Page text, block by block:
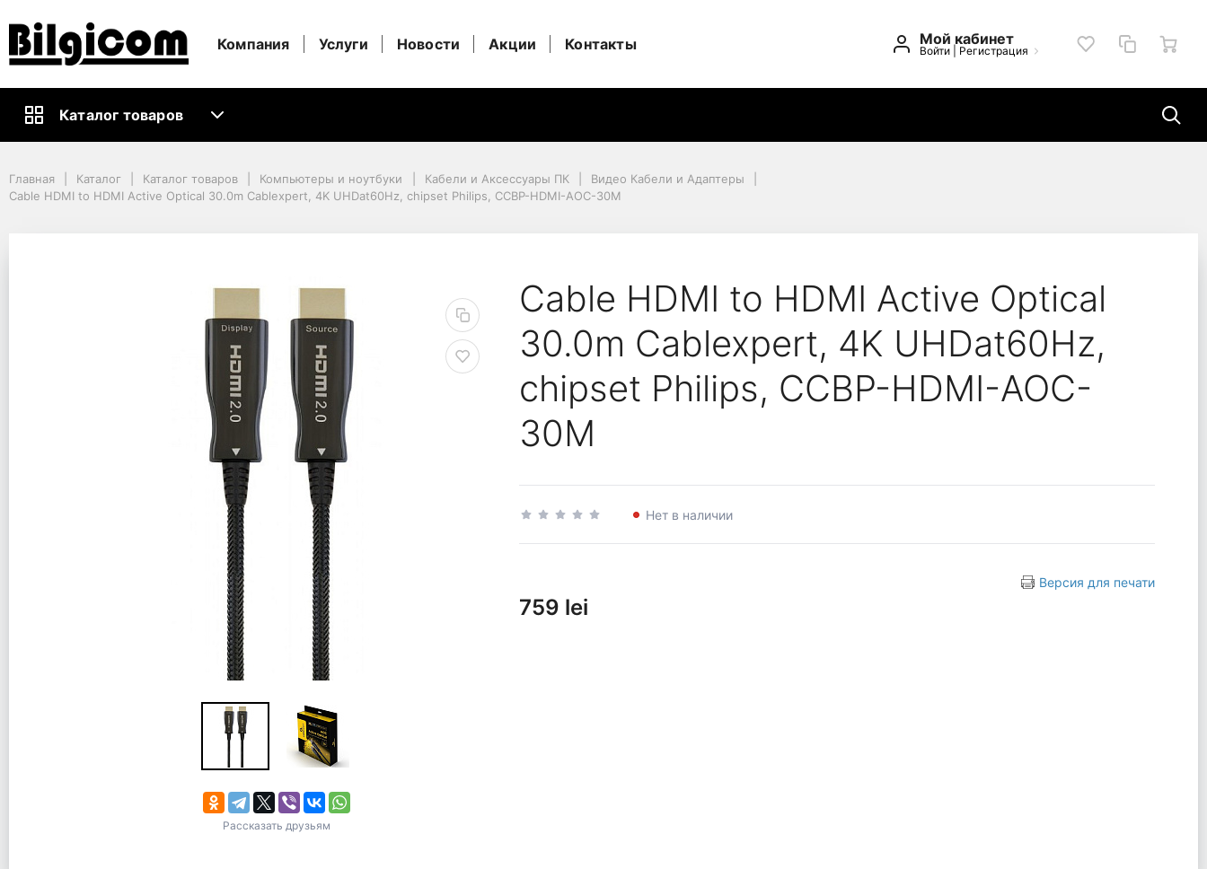
Мой кабинет
Войти| Регистрация
Компания Услуги Новости Акции Контакты
Каталог товаров
Главная
Компьютеры и ноутбуки
Кабели и Аксессуары ПК
Главная Каталог Каталог товаров Компьютеры и ноутбуки Кабели и Аксессуары ПК
Видео Кабели и Адаптеры
Cable HDMI to HDMI Active Optical 30.0m Cablexpert, 4K UHDat60Hz, chipset Philips, CCBP-HDMI-AOC-30M
Рассказать друзьям
Cable HDMI to HDMI Active Optical
30.0m Cablexpert, 4K UHDat60Hz,
chipset Philips, CCBP-HDMI-AOC-
30M
Нет в наличии
Версия для печати
759 lei